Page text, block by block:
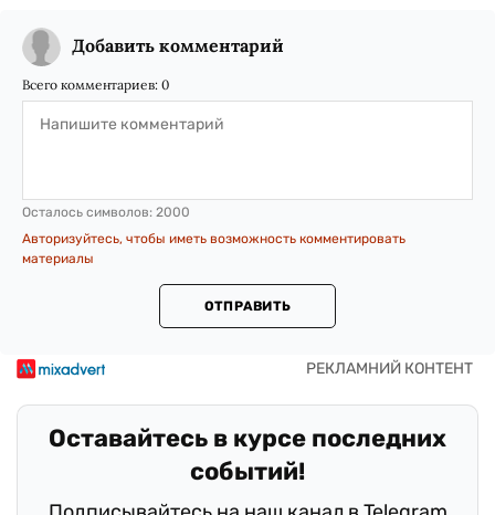
Добавить комментарий
Всего комментариев: 0
Осталось символов: 2000
Авторизуйтесь, чтобы иметь возможность комментировать
материалы
ОТПРАВИТЬ
Оставайтесь в курсе последних
событий!